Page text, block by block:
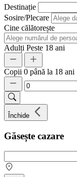
Destinație
Sosire/Plecare
Cine călătorește
Adulți Peste 18 ani
Copii 0 până la 18 ani
Închide
Găsește cazare